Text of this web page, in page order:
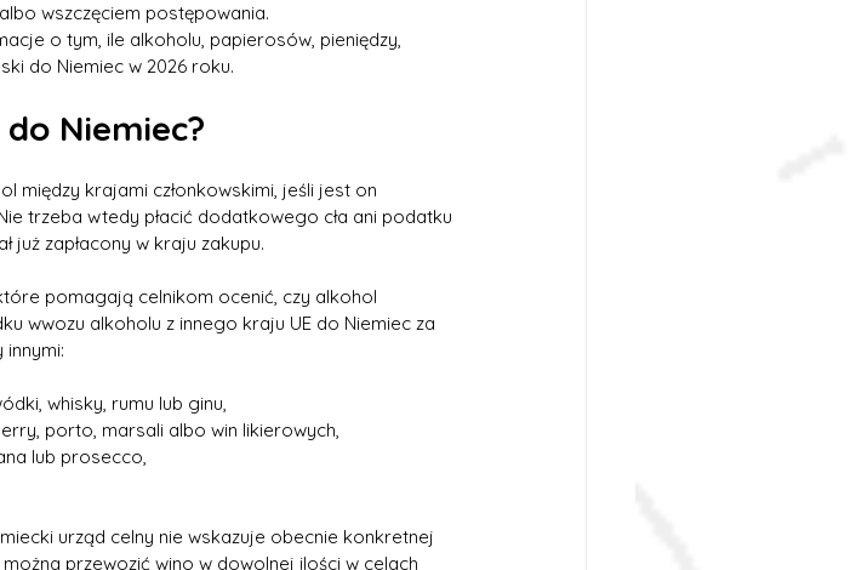
wszczęciem postępowania.
o tym, ile alkoholu, papierosów, pieniędzy,
do Niemiec w 2026 roku.
Niemiec?
między krajami członkowskimi, jeśli jest on
trzeba wtedy płacić dodatkowego cła ani podatku
już zapłacony w kraju zakupu.
pomagają celnikom ocenić, czy alkohol
wwozu alkoholu z innego kraju UE do Niemiec za
innymi:
whisky, rumu lub ginu,
porto, marsali albo win likierowych,
lub prosecco,
urząd celny nie wskazuje obecnie konkretnej
przewozić wino w dowolnej ilości w celach